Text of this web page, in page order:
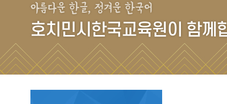
아름다운 한글, 정겨운 한국어
호치민시한국교육원이 함께